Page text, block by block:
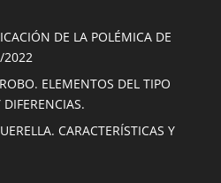
DE LA POLÉMICA DE
2022
ELEMENTOS DEL TIPO
DIFERENCIAS.
CARACTERÍSTICAS Y